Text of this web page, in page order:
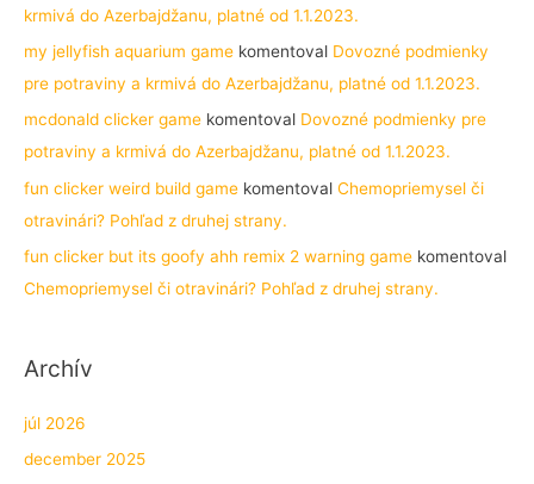
krmivá do Azerbajdžanu, platné od 1.1.2023.
my jellyfish aquarium game komentoval Dovozné podmienky
pre potraviny a krmivá do Azerbajdžanu, platné od 1.1.2023.
mcdonald clicker game komentoval Dovozné podmienky pre
potraviny a krmivá do Azerbajdžanu, platné od 1.1.2023.
fun clicker weird build game komentoval Chemopriemysel či
otravinári? Pohľad z druhej strany.
fun clicker but its goofy ahh remix 2 warning game komentoval
Chemopriemysel či otravinári? Pohľad z druhej strany.
Archív
júl 2026
december 2025